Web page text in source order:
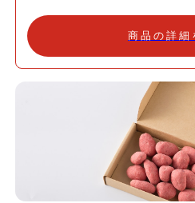
ツのプラリネに、そばの個性的な風
っています。香ばしさが絶品。
食感も楽しいショコラ。 ・クロワ
ーゼルナッツのプラリネに 長時間
え、ざくざくとした食感に。
受賞 ⭐️C.C.C.2025でTablette
本茶のプラリネ アーモンドプラリ
づく茶畑を継承した仙霊茶のほうじ
より味わいに奥深さを。 ⭐️ICA2022
商品の詳細